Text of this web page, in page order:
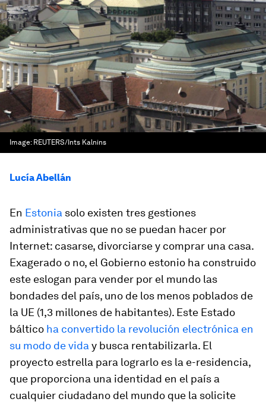
Image: REUTERS/Ints Kalnins
Lucía Abellán
En Estonia solo existen tres gestiones
administrativas que no se puedan hacer por
Internet: casarse, divorciarse y comprar una casa.
Exagerado o no, el Gobierno estonio ha construido
este eslogan para vender por el mundo las
bondades del país, uno de los menos poblados de
la UE (1,3 millones de habitantes). Este Estado
báltico ha convertido la revolución electrónica en
su modo de vida y busca rentabilizarla. El
proyecto estrella para lograrlo es la e-residencia,
que proporciona una identidad en el país a
cualquier ciudadano del mundo que la solicite